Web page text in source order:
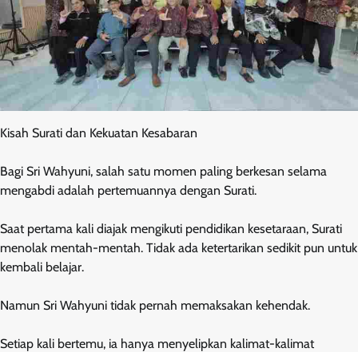
Kisah Surati dan Kekuatan Kesabaran
Bagi Sri Wahyuni, salah satu momen paling berkesan selama
mengabdi adalah pertemuannya dengan Surati.
Saat pertama kali diajak mengikuti pendidikan kesetaraan, Surati
menolak mentah-mentah. Tidak ada ketertarikan sedikit pun untuk
kembali belajar.
Namun Sri Wahyuni tidak pernah memaksakan kehendak.
Setiap kali bertemu, ia hanya menyelipkan kalimat-kalimat